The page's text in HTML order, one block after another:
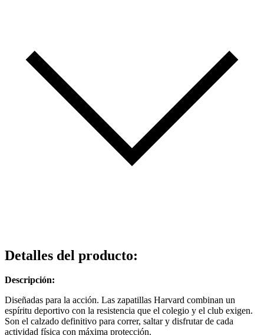
Detalles del producto:
Descripción:
Diseñadas para la acción. Las zapatillas Harvard combinan un
espíritu deportivo con la resistencia que el colegio y el club exigen.
Son el calzado definitivo para correr, saltar y disfrutar de cada
actividad física con máxima protección.